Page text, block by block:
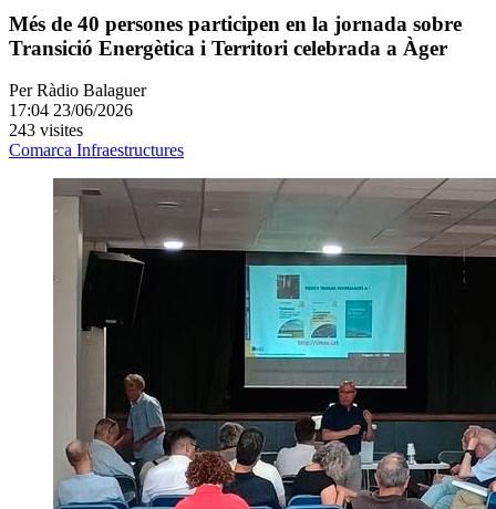
Més de 40 persones participen en la jornada sobre
Transició Energètica i Territori celebrada a Àger
Per Ràdio Balaguer
17:04 23/06/2026
243 visites
Comarca Infraestructures